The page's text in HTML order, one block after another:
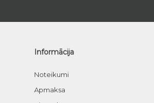
Informācija
Noteikumi
Apmaksa